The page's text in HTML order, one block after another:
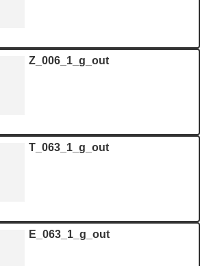
Z_006_1_g_out
T_063_1_g_out
E_063_1_g_out